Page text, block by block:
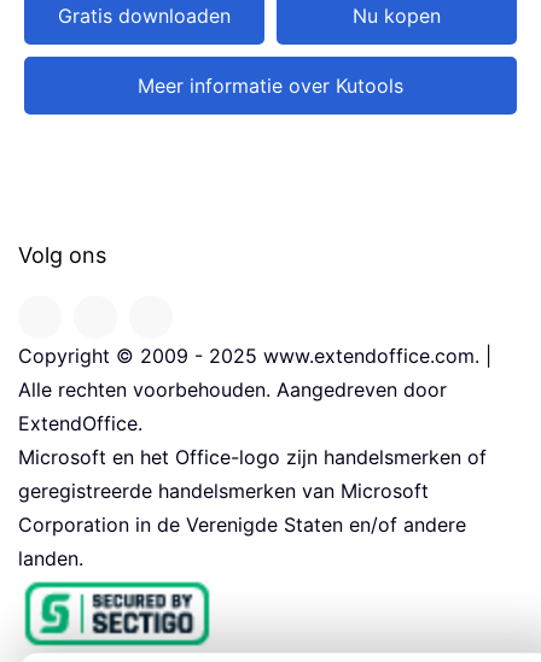
Gratis downloaden Nu kopen
Meer informatie over Kutools
Volg ons
Copyright © 2009 - 2025 www.extendoffice.com. |
Alle rechten voorbehouden. Aangedreven door
ExtendOffice.
Microsoft en het Office-logo zijn handelsmerken of
geregistreerde handelsmerken van Microsoft
Corporation in de Verenigde Staten en/of andere
landen.